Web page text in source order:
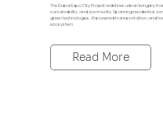
The Dubai Expo City Project redefines urban living by
sustainability, and community. Spanning residential,
green technologies, Al-powered transportation, and
ecosystem.
Read More